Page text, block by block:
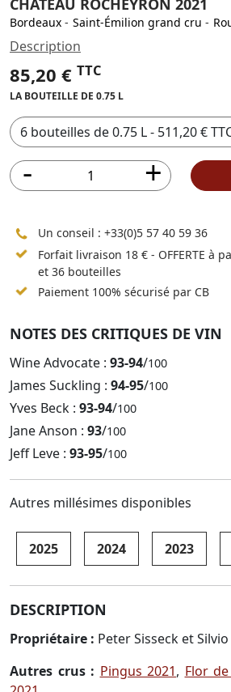
CHÂTEAU ROCHEYRON 2021
Bordeaux - Saint-Émilion grand cru -
Description
85,20 € TTC
LA BOUTEILLE DE 0.75 L
Un conseil : +33(0)5 57 40 59 36
Forfait livraison 18 € - OFFERTE à
et 36 bouteilles
Paiement 100% sécurisé par CB
NOTES DES CRITIQUES DE VIN
Wine Advocate : 93-94/100
James Suckling : 94-95/100
Yves Beck : 93-94/100
Jane Anson : 93/100
Jeff Leve : 93-95/100
Autres millésimes disponibles
2025 2024 2023
DESCRIPTION
Propriétaire : Peter Sisseck et
Autres crus : Pingus 2021, Flor